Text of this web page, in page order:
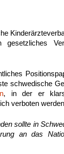
schwedische
, in der er
verboten
sollte in
an das